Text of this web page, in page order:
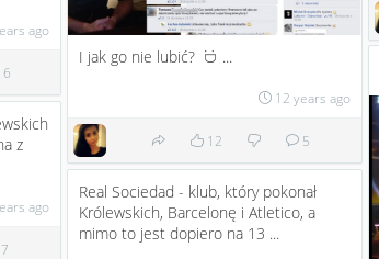
I jak go nie lubić? :D ...
12 years ago
12 5
ago
6
z
ago
Real Sociedad - klub, który pokonał
Królewskich, Barcelonę i Atletico, a
mimo to jest dopiero na 13 ...